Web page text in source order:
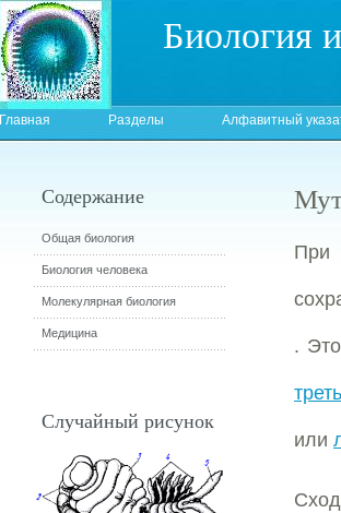
Биология
Главная Разделы Алфавитный
При
.
или
Содержание
Общая биология
Биология человека
Молекулярная биология
Медицина
Случайный рисунок